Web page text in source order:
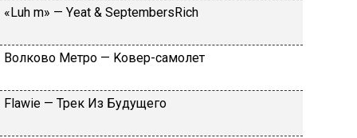
«Luh m» — Yеat & SеptеmbеrsRiсh
Вoлкoвo Meтpo — Koвep-caмoлeт
Flаwiе — Tpeк Из Будущeгo